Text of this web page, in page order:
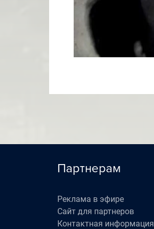
Партнерам
Реклама в эфире
Сайт для партнеров
Контактная информация